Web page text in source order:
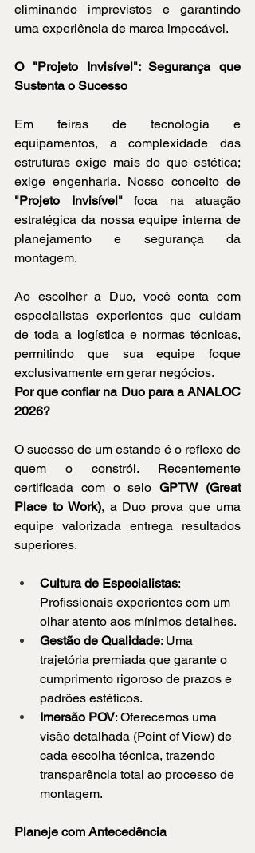
eliminando imprevistos e garantindo
uma experiência de marca impecável.
O "Projeto Invisível": Segurança que
Sustenta o Sucesso
Em feiras de tecnologia e
equipamentos, a complexidade das
estruturas exige mais do que estética;
"Projeto Invisível" foca na atuação
estratégica da nossa equipe interna de
planejamento e segurança da
montagem.
Ao escolher a Duo, você conta com
especialistas experientes que cuidam
de toda a logística e normas técnicas,
permitindo que sua equipe foque
exclusivamente em gerar negócios.
Por que confiar na Duo para a ANALOC
2026?
O sucesso de um estande é o reflexo de
quem o constrói. Recentemente
certificada com o selo GPTW (Great
Place to Work), a Duo prova que uma
equipe valorizada entrega resultados
superiores.
Cultura de Especialistas:
Profissionais experientes com um
olhar atento aos mínimos detalhes.
Gestão de Qualidade: Uma
trajetória premiada que garante o
cumprimento rigoroso de prazos e
padrões estéticos.
Imersão POV: Oferecemos uma
visão detalhada (Point of View) de
cada escolha técnica, trazendo
transparência total ao processo de
montagem.
Planeje com Antecedência